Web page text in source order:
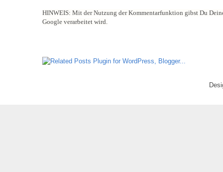
HINWEIS: Mit der Nutzung der Kommentarfunktion gibst Du
Google verarbeitet wird.